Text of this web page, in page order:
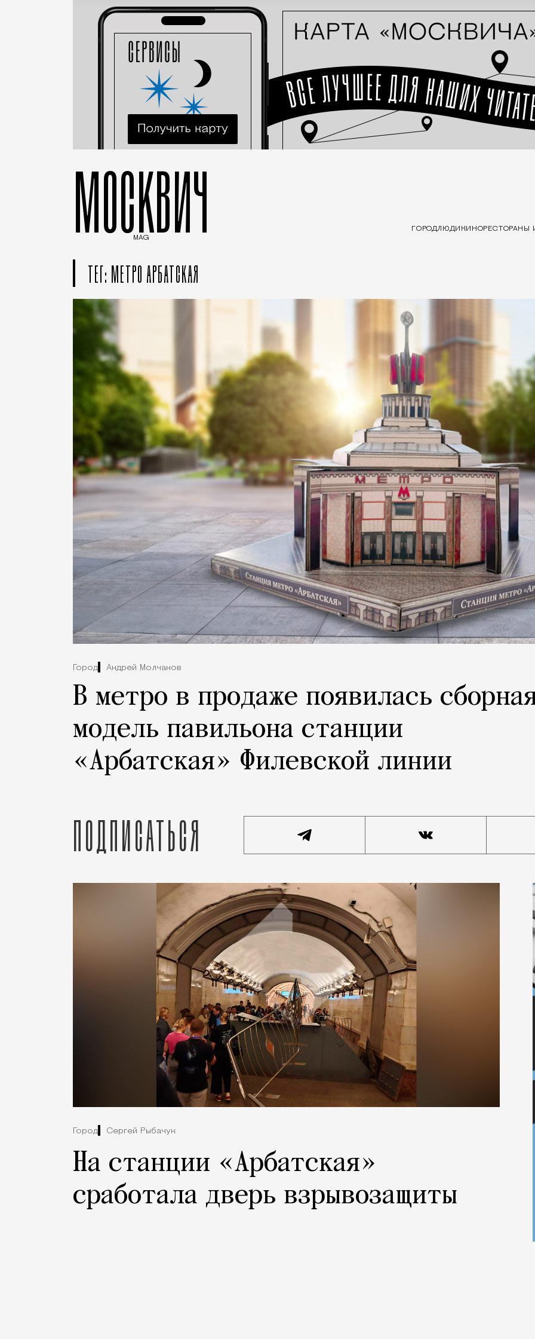
МОСКВИЧ
MAG
ГОРОДЛЮДИ КИНОРЕСТОРАНЫ
ТЕГ: МЕТРО АРБАТСКАЯ
Город Андрей Молчанов
В метро в продаже появилась
модель павильона станции
«Арбатская» Филевской линии
Подписаться
Город Сергей Рыбачук
На станции «Арбатская»
сработала дверь взрывозащиты